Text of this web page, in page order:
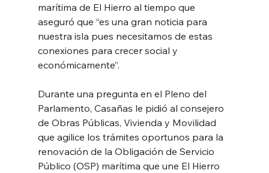
marítima de El Hierro al tiempo que
aseguró que “es una gran noticia para
nuestra isla pues necesitamos de estas
conexiones para crecer social y
económicamente”.
Durante una pregunta en el Pleno del
Parlamento, Casañas le pidió al consejero
de Obras Públicas, Vivienda y Movilidad
que agilice los trámites oportunos para la
renovación de la Obligación de Servicio
Público (OSP) marítima que une El Hierro